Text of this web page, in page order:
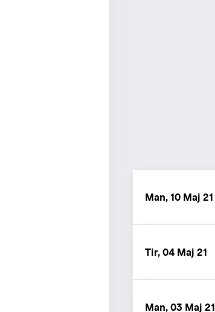
Man, 10 Maj 21
Tir, 04 Maj 21
Man, 03 Maj 21